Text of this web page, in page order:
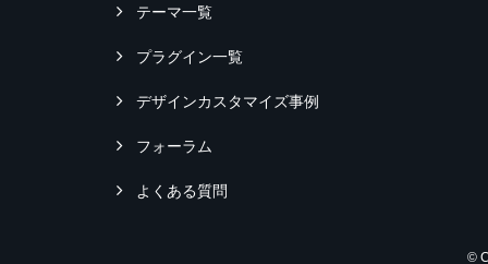
テーマ一覧
プラグイン一覧
デザインカスタマイズ事例
フォーラム
よくある質問
©